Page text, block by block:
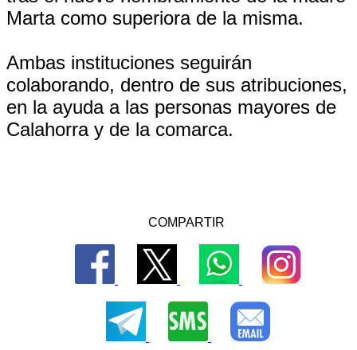
Marta como superiora de la misma.
Ambas instituciones seguirán
colaborando, dentro de sus atribuciones,
en la ayuda a las personas mayores de
Calahorra y de la comarca.
COMPARTIR